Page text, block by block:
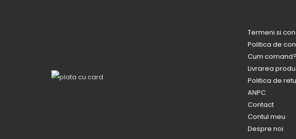
Termeni si
Politica de
Cum comand?
Livrarea
Politica de
ANPC
Contact
Contul meu
Despre noi